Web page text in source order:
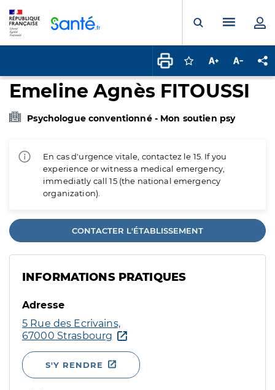
Ouvrir laMenu
Connectez-vous
Augmenter la
Emeline Agnès FITOUSSI
Psychologue conventionné - Mon soutien psy
En cas d'urgence vitale, contactez le 15. If you
experience or witness a medical emergency,
immediatly call 15 (the national emergency
organization).
CONTACTER L'ÉTABLISSEMENT
INFORMATIONS PRATIQUES
Adresse
5 Rue des Ecrivains,
67000 Strasbourg
S'Y RENDRE